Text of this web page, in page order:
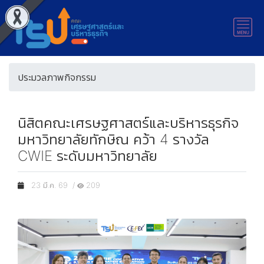
ประมวลภาพกิจกรรม
นิสิตคณะเศรษฐศาสตร์และบริหารธุรกิจ
มหาวิทยาลัยทักษิณ คว้า 4 รางวัล
CWIE ระดับมหาวิทยาลัย
23 มี.ค. 69 / 209